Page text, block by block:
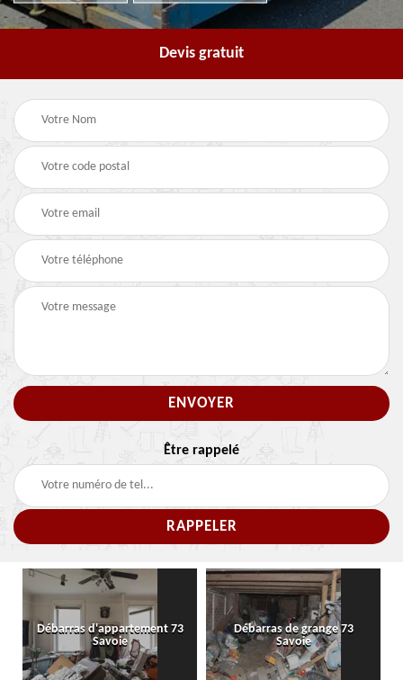
Devis gratuit
Être rappelé
Débarras d'appartement 73
Savoie
Débarras de grange 73
Savoie